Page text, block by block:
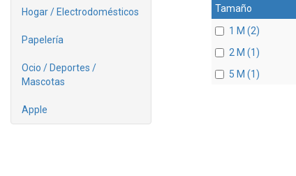
Hogar / Electrodomésticos
Papelería
Ocio / Deportes /
Mascotas
Apple
Tamaño
1 M (2)
2 M (1)
5 M (1)